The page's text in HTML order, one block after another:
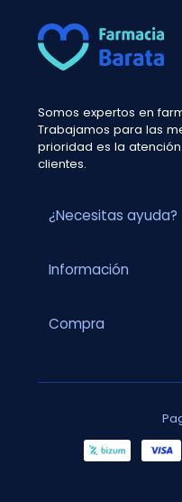
Somos expertos en
Trabajamos para las
prioridad es la
clientes.
¿Necesitas ayuda?
Información
Compra